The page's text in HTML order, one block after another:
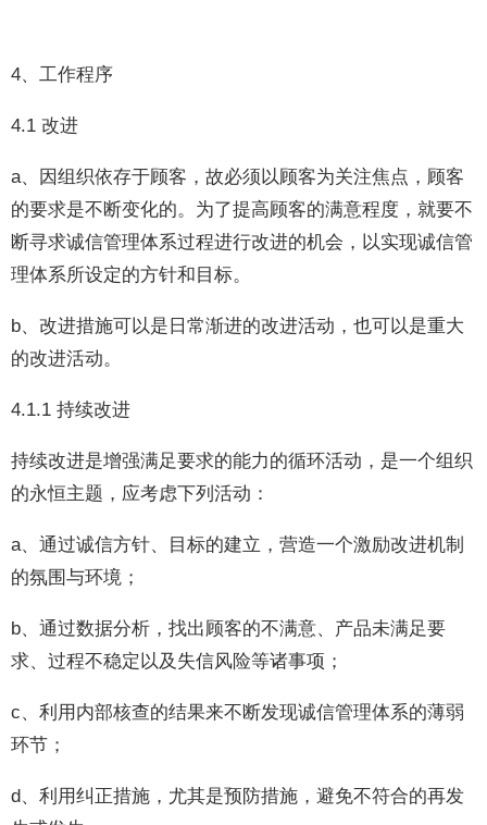
4、工作程序
4.1 改进
a、因组织依存于顾客，故必须以顾客为关注焦点，顾客
的要求是不断变化的。为了提高顾客的满意程度，就要不
断寻求诚信管理体系过程进行改进的机会，以实现诚信管
理体系所设定的方针和目标。
b、改进措施可以是日常渐进的改进活动，也可以是重大
的改进活动。
4.1.1 持续改进
持续改进是增强满足要求的能力的循环活动，是一个组织
的永恒主题，应考虑下列活动：
a、通过诚信方针、目标的建立，营造一个激励改进机制
的氛围与环境；
b、通过数据分析，找出顾客的不满意、产品未满足要
求、过程不稳定以及失信风险等诸事项；
c、利用内部核查的结果来不断发现诚信管理体系的薄弱
环节；
d、利用纠正措施，尤其是预防措施，避免不符合的再发